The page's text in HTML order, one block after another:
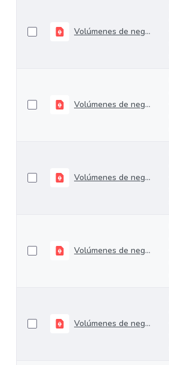
Volúmenes de negociación del 13 al 16 de enero de 2026
Volúmenes de negociación del 05 al 09 de enero de 2026
Volúmenes de negociación del 29 de diciembre al 02 de enero de 2026
Volúmenes de negociación del 22 al 26 de diciembre de 2025
Volúmenes de negociación del 15 al 19 de diciembre de 2025